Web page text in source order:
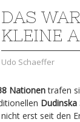
DAS
KLEINE
Udo Schaeffer
Nationentrafen
Dudinska
erst seit den